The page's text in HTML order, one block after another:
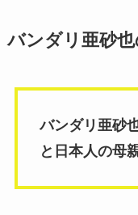
バンダリ亜砂
バンダリ亜砂
と日本人の母